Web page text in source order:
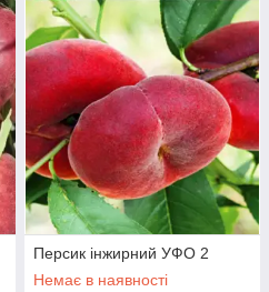
Персик інжирний УФО 2
Немає в наявності